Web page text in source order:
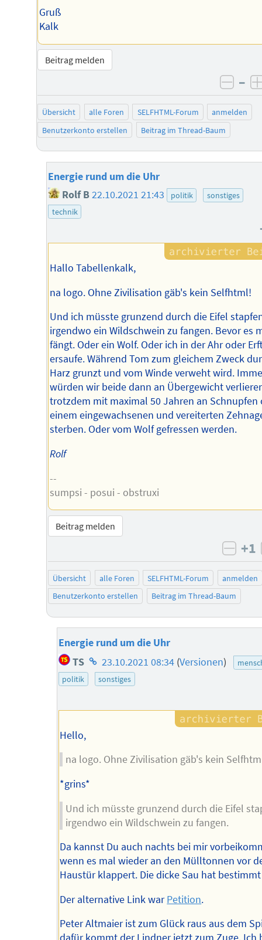
Gruß
Kalk
Beitrag melden
–
Übersicht alle Foren SELFHTML-Forum
anmelden
Benutzerkonto erstellen
Beitrag im Thread-Baum
Energie rund um die Uhr
Rolf B22.10.2021 21:43 politik
sonstiges
technik
Hallo Tabellenkalk,
na logo. Ohne Zivilisation gäb's kein Selfhtml!
Und ich müsste grunzend durch die Eifel
irgendwo ein Wildschwein zu fangen. Bevor es
fängt. Oder ein Wolf. Oder ich in der Ahr oder
ersaufe. Während Tom zum gleichem Zweck
Harz grunzt und vom Winde verweht wird.
würden wir beide dann an Übergewicht
trotzdem mit maximal 50 Jahren an Schnupfen
einem eingewachsenen und vereiterten
sterben. Oder vom Wolf gefressen werden.
Rolf
--
sumpsi - posui - obstruxi
Beitrag melden
+1
Übersicht alle Foren SELFHTML-Forum
anmelden
Benutzerkonto erstellen
Beitrag im Thread-Baum
Energie rund um die Uhr
TS Homepage
des
23.10.2021 08:34 (Versionen)
politik
sonstiges
Hello,
na logo. Ohne Zivilisation gäb's kein
*grins*
Und ich müsste grunzend durch die Eifel
irgendwo ein Wildschwein zu fangen.
Da kannst Du auch nachts bei mir
wenn es mal wieder an den Mülltonnen vor
Haustür klappert. Die dicke Sau hat
Der alternative Link warPetition.
Peter Altmaier ist zum Glück raus aus dem